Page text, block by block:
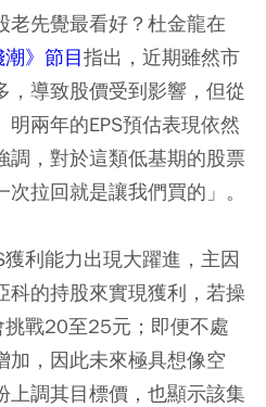
老先覺最看好？杜金龍在
》節目指出，近期雖然市
，導致股價受到影響，但從
兩年的EPS預估表現依然
調，對於這類低基期的股票
拉回就是讓我們買的」。
利能力出現大躍進，主因
科的持股來實現獲利，若操
挑戰20至25元；即便不處
加，因此未來極具想像空
上調其目標價，也顯示該集